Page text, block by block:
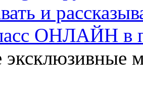
и
ОНЛАЙН в
эксклюзивные